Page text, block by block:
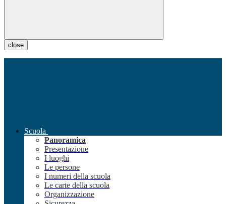
close
Scuola
Panoramica
Presentazione
I luoghi
Le persone
I numeri della scuola
Le carte della scuola
Organizzazione